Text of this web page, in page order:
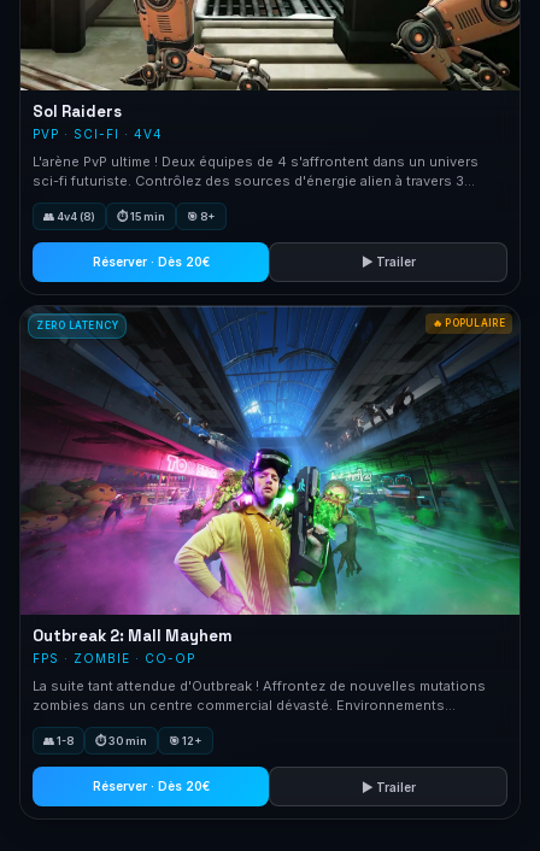
Sol Raiders
PVP · SCI-FI · 4V4
L'arène PvP ultime ! Deux équipes de 4 s'affrontent dans un univers
sci-fi futuriste. Contrôlez des sources d'énergie alien à travers 3
cartes uniques.
👥 4v4 (8) ⏱ 15 min 🎯 8+
Réserver · Dès 20€ ▶ Trailer
ZERO LATENCY 🔥 POPULAIRE
Outbreak 2: Mall Mayhem
FPS · ZOMBIE · CO-OP
La suite tant attendue d'Outbreak ! Affrontez de nouvelles mutations
zombies dans un centre commercial dévasté. Environnements
destructibles, jouets explosifs et chaos total pour 8 joueurs.
👥 1-8 ⏱ 30 min 🎯 12+
Réserver · Dès 20€ ▶ Trailer